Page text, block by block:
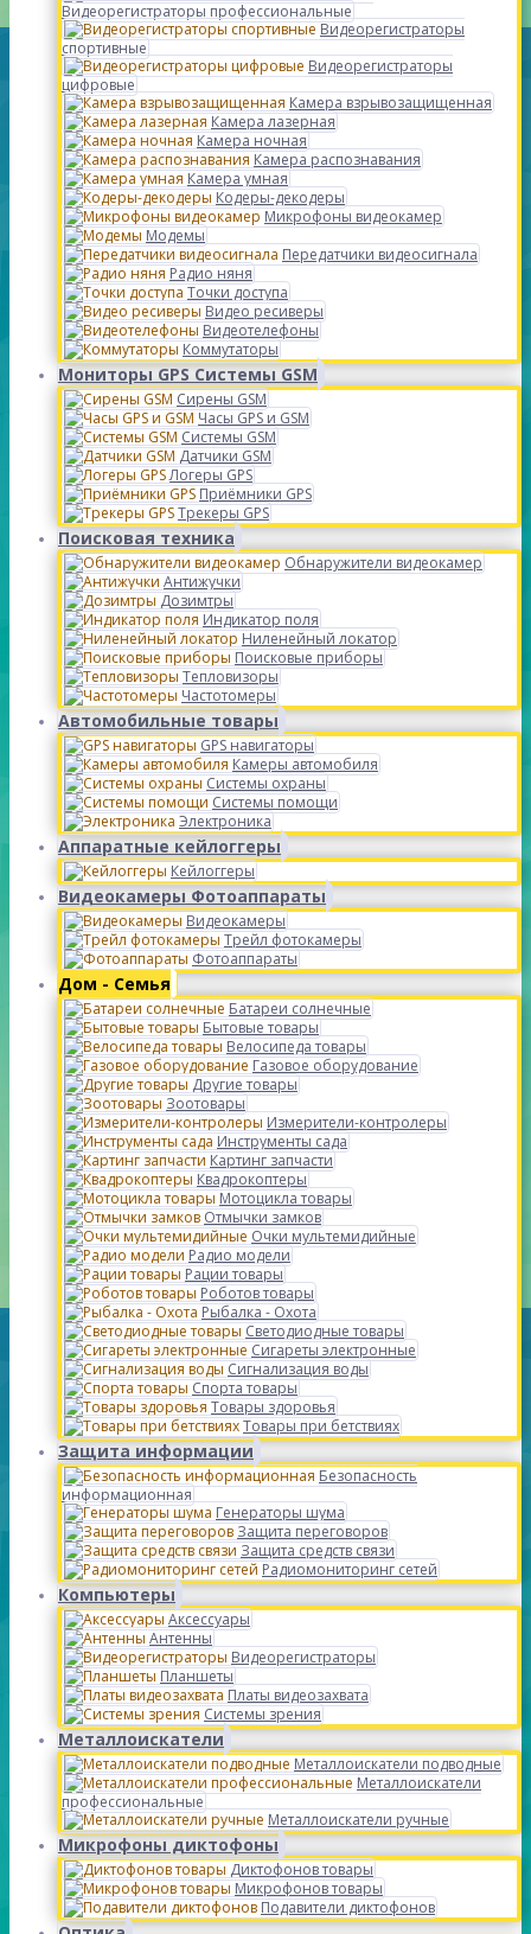
Видеорегистраторы профессиональные
Видеорегистраторы
спортивные
Видеорегистраторы
цифровые
Камера взрывозащищенная
Камера лазерная
Камера ночная
Камера распознавания
Камера умная
Кодеры-декодеры
Микрофоны видеокамер
Модемы
Передатчики видеосигнала
Радио няня
Точки доступа
Видео ресиверы
Видеотелефоны
Коммутаторы
Мониторы GPS Системы GSM
Сирены GSM
Часы GPS и GSM
Системы GSM
Датчики GSM
Логеры GPS
Приёмники GPS
Трекеры GPS
Поисковая техника
Обнаружители видеокамер
Антижучки
Дозимтры
Индикатор поля
Ниленейный локатор
Поисковые приборы
Тепловизоры
Частотомеры
Автомобильные товары
GPS навигаторы
Камеры автомобиля
Системы охраны
Системы помощи
Электроника
Аппаратные кейлоггеры
Кейлоггеры
Видеокамеры Фотоаппараты
Видеокамеры
Трейл фотокамеры
Фотоаппараты
Дом - Семья
Батареи солнечные
Бытовые товары
Велосипеда товары
Газовое оборудование
Другие товары
Зоотовары
Измерители-контролеры
Инструменты сада
Картинг запчасти
Квадрокоптеры
Мотоцикла товары
Отмычки замков
Очки мультемидийные
Радио модели
Рации товары
Роботов товары
Рыбалка - Охота
Светодиодные товары
Сигареты электронные
Сигнализация воды
Спорта товары
Товары здоровья
Товары при бетствиях
Защита информации
Безопасность
информационная
Генераторы шума
Защита переговоров
Защита средств связи
Радиомониторинг сетей
Компьютеры
Аксессуары
Антенны
Видеорегистраторы
Планшеты
Платы видеозахвата
Системы зрения
Металлоискатели
Металлоискатели подводные
Металлоискатели
профессиональные
Металлоискатели ручные
Микрофоны диктофоны
Диктофонов товары
Микрофонов товары
Подавители диктофонов